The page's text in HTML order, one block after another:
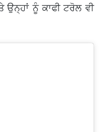
ਨੂੰ ਕਾਫੀ ਟਰੋਲ ਵੀ